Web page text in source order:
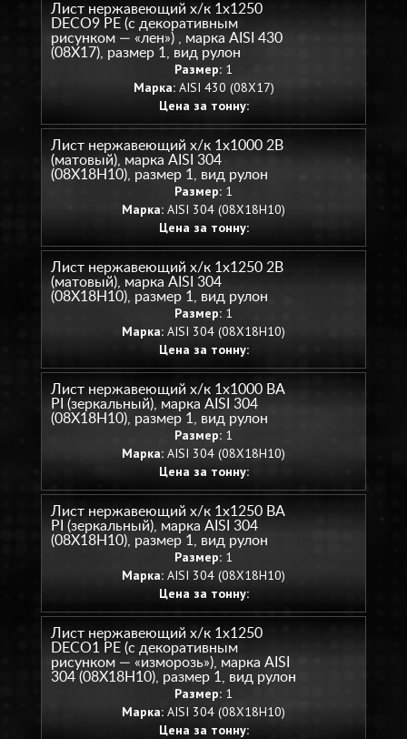
Лист нержавеющий х/к 1х1250
DECO9 PE (с декоративным
рисунком — «лен») , марка AISI 430
(08Х17), размер 1, вид рулон
Размер: 1
Марка:AISI 430 (08Х17)
Цена за тонну:
Лист нержавеющий х/к 1х1000 2B
(матовый), марка AISI 304
(08Х18Н10), размер 1, вид рулон
Размер: 1
Марка: AISI 304 (08Х18Н10)
Цена за тонну:
Лист нержавеющий х/к 1х1250 2B
(матовый), марка AISI 304
(08Х18Н10), размер 1, вид рулон
Размер: 1
Марка: AISI 304 (08Х18Н10)
Цена за тонну:
Лист нержавеющий х/к 1х1000 BA
PI (зеркальный), марка AISI 304
(08Х18Н10), размер 1, вид рулон
Размер: 1
Марка: AISI 304 (08Х18Н10)
Цена за тонну:
Лист нержавеющий х/к 1х1250 BA
PI (зеркальный), марка AISI 304
(08Х18Н10), размер 1, вид рулон
Размер: 1
Марка: AISI 304 (08Х18Н10)
Цена за тонну:
Лист нержавеющий х/к 1х1250
DECO1 PE (с декоративным
рисунком — «изморозь»), марка AISI
304 (08Х18Н10), размер 1, вид рулон
Размер: 1
Марка: AISI 304 (08Х18Н10)
Цена за тонну: